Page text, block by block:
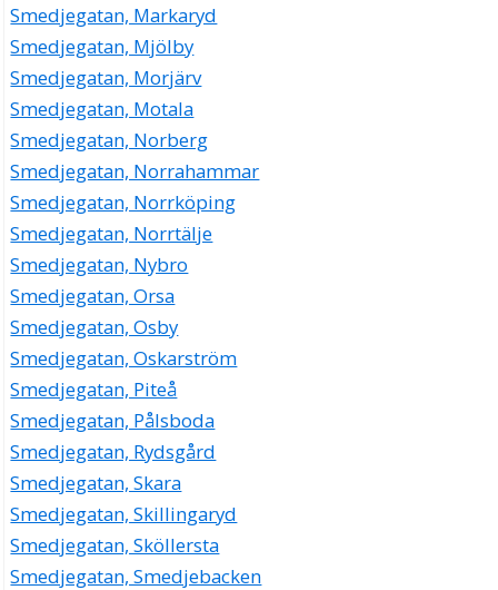
Smedjegatan, Markaryd
Smedjegatan, Mjölby
Smedjegatan, Morjärv
Smedjegatan, Motala
Smedjegatan, Norberg
Smedjegatan, Norrahammar
Smedjegatan, Norrköping
Smedjegatan, Norrtälje
Smedjegatan, Nybro
Smedjegatan, Orsa
Smedjegatan, Osby
Smedjegatan, Oskarström
Smedjegatan, Piteå
Smedjegatan, Pålsboda
Smedjegatan, Rydsgård
Smedjegatan, Skara
Smedjegatan, Skillingaryd
Smedjegatan, Sköllersta
Smedjegatan, Smedjebacken